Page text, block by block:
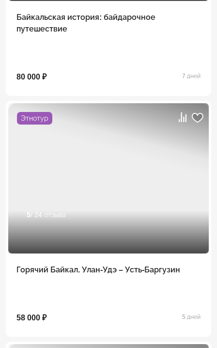
Байкальская история: байдарочное
путешествие
80 000 ₽ 7 дней
Этнотур
5/ 24 отзыва
Горячий Байкал. Улан-Удэ – Усть-Баргузин
58 000 ₽ 5 дней